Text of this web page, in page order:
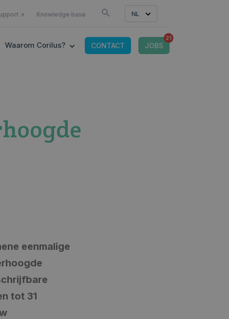
ALS ↗ Knowledge base NL
CONNECTED TOOLS
SUBMENU FOR IT-OMGEVING
Waarom Corilus? SHOW SUBMENU FOR WAAROM CORILUS?
CONTACT JOBS
21
eenmalige
tot 31